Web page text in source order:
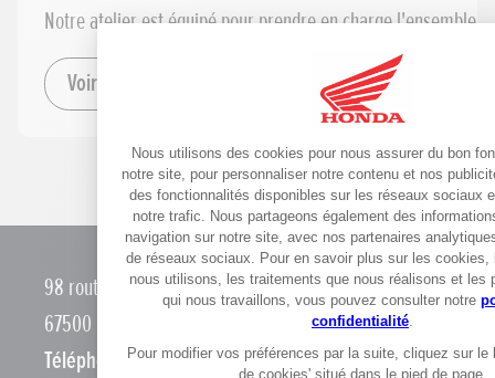
Notre atelier est équipé pour prendre en charge l'ensemble
Voir le détail
98 route Marienthal
67500 Haguenau
Téléphone :0388732099